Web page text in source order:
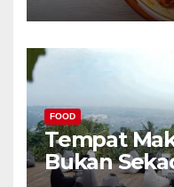
FOOD
Tempat
Bukan